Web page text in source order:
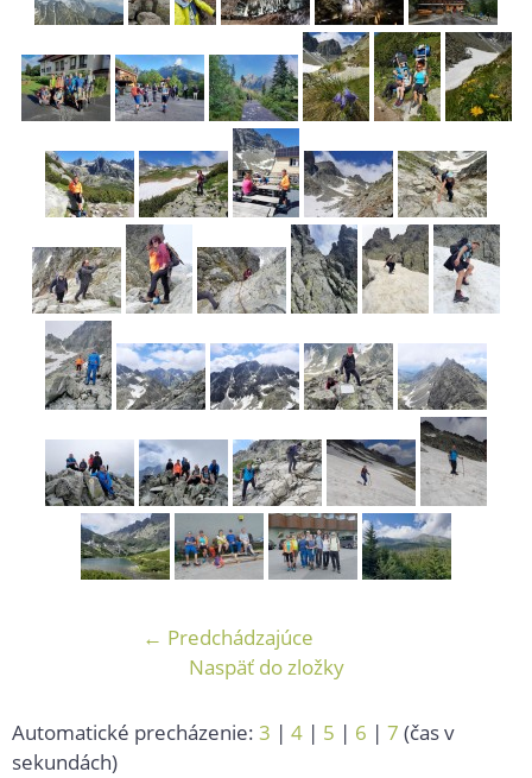
← Predchádzajúce
Naspäť do zložky
Automatické precházenie: 3 | 4 | 5 | 6 | 7 (čas v
sekundách)